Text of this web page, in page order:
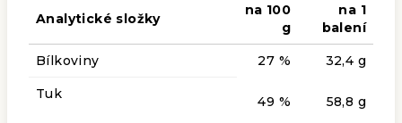
Analytické složky
na 100
g
na 1
balení
Bílkoviny 27 % 32,4 g
Tuk 49 % 58,8 g